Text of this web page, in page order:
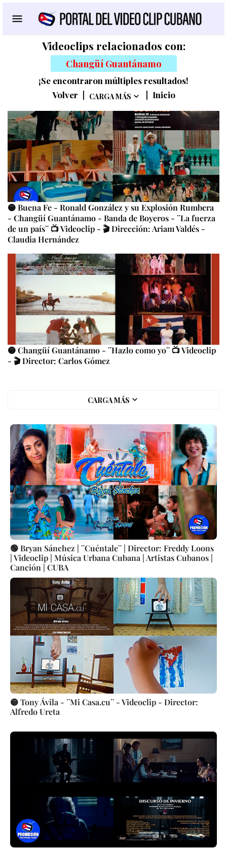
Videoclips relacionados con:
Changüí Guantánamo
¡Se encontraron múltiples resultados!
Volver
CARGA MÁS Inicio
🟡 Buena Fe - Ronald González y su Explosión Rumbera
- Changüí Guantánamo - Banda de Boyeros - ¨La fuerza
de un país¨ 📺 Videoclip - 🎬 Dirección: Ariam Valdés -
Claudia Hernández
🟡 Changüí Guantánamo - ¨Hazlo como yo¨ 📺 Videoclip
- 🎬 Director: Carlos Gómez
CARGA MÁS
🟢 Bryan Sánchez | ¨Cuéntale¨ | Director: Freddy Loons
| Videoclip | Música Urbana Cubana | Artistas Cubanos |
Canción | CUBA
🟡 Tony Ávila - ¨Mi Casa.cu¨ - Videoclip - Director:
Alfredo Ureta